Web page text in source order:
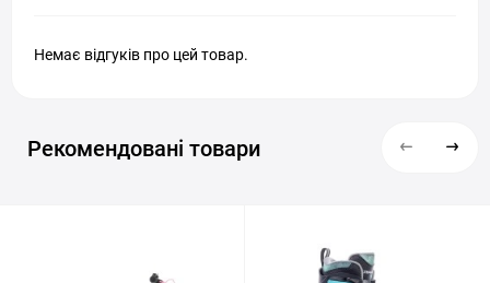
Немає відгуків про цей товар.
Рекомендовані товари